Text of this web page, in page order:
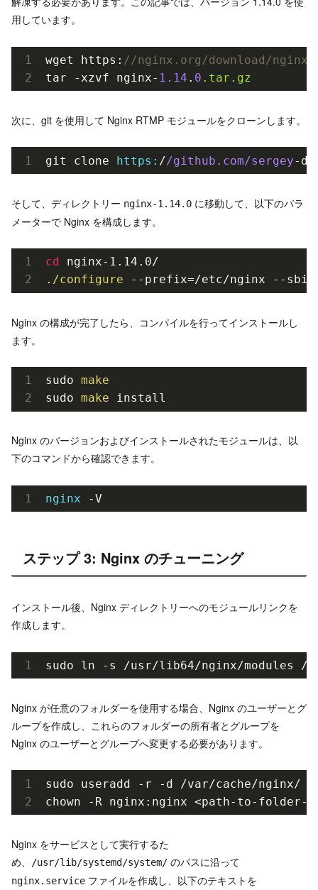
用しています。
wget https: //nginx.org/download/
tar -xzvf nginx- 1.14 . 0 .tar .gz
次に、git を使用して Nginx RTMP モジュールをクローンします。
git clone https: //github.com/sergey-
そして、ディレクトリー nginx-1.14.0 に移動して、以下のパラ
メーターで Nginx を構成します。
cd
./configure
--prefix=/etc/nginx --
Nginx の構成が完了したら、コンパイルを行ってインストールし
ます。
sudo make
sudo make install
Nginx のバージョンおよびインストールされたモジュールは、以
下のコマンドから確認できます。
nginx -V
ステップ 3: Nginx のチューニング
インストール後、Nginx ディレクトリーへのモジュールリンクを
作成します。
sudo ln -s /usr/lib64/nginx/modules /
Nginx が任意のフォルダーを使用する場合、Nginx のユーザーとグ
ループを作成し、これらのフォルダーの所有者とグループを
Nginx のユーザーとグループへ変更する必要があります。
sudo useradd -r -d /var/cache/nginx/
chown -R nginx:nginx <path-to-folder-
Nginx をサービスとして実行するた
め、
/usr/lib/systemd/system/ のパスに沿って
nginx.service ファイルを作成し、以下のテキストを